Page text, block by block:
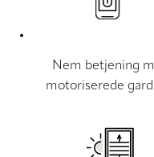
Nem betjening
motoriserede